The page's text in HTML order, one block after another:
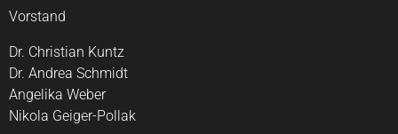
Vorstand
Dr. Christian Kuntz
Dr. Andrea Schmidt
Angelika Weber
Nikola Geiger-Pollak